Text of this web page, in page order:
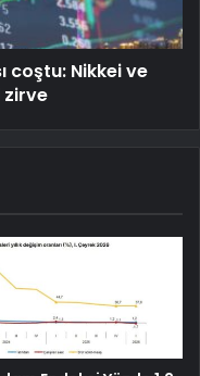
coştu: Nikkei ve
zirve